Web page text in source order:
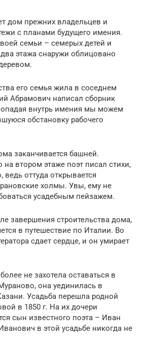
дом прежних владельцев и
с планами будущего имения.
семьи – семерых детей и
этажа снаружи облицовано
его семья жила в соседнем
Абрамович написал сборник
внутрь имения мы можем
обстановку рабочего
заканчивается башней.
на втором этаже поэт писал стихи,
ведь оттуда открывается
холмы. Увы, ему не
усадебным пейзажем.
завершения строительства дома,
в путешествие по Италии. Во
сдает сердце, и он умирает
не захотела оставаться в
она уединилась в
Усадьба перешла родной
в 1850 г. На их дочери
сын известного поэта – Иван
в этой усадьбе никогда не